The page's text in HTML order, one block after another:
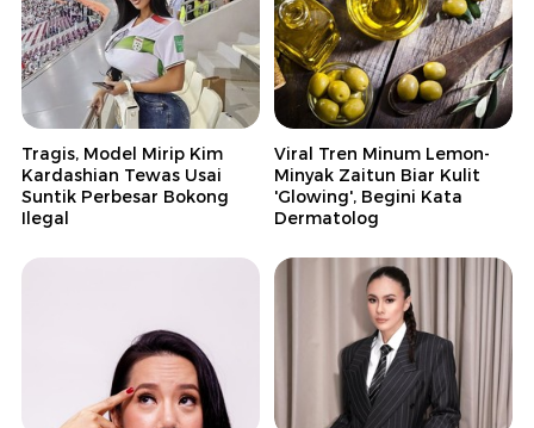
Tragis, Model Mirip Kim
Kardashian Tewas Usai
Suntik Perbesar Bokong
Ilegal
Viral Tren Minum Lemon-
Minyak Zaitun Biar Kulit
'Glowing', Begini Kata
Dermatolog